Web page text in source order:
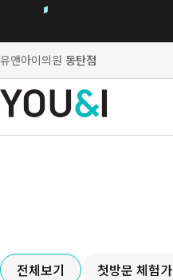
유앤아이의원 동탄점
전체보기 첫방문 체험가